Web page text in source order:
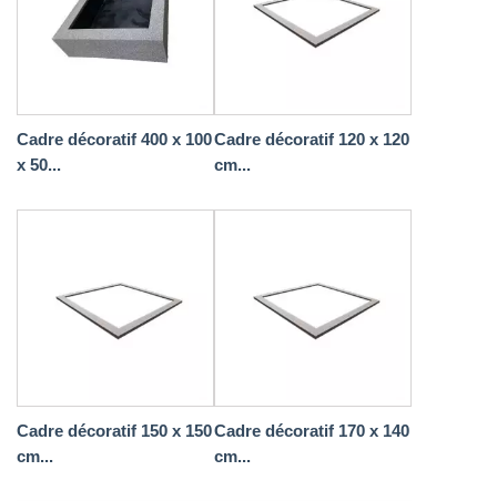
Cadre décoratif 400 x 100
x 50...
Cadre décoratif 120 x 120
cm...
Cadre décoratif 150 x 150
cm...
Cadre décoratif 170 x 140
cm...